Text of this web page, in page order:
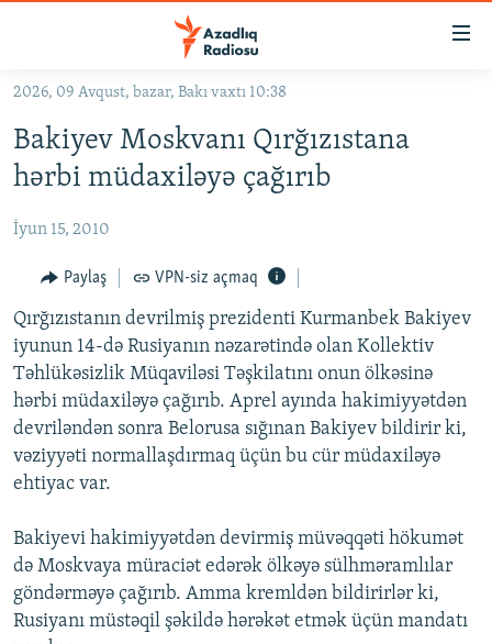
Əsas
qayıt
Əsas
qayıt
#İZAHLA
#ƏSLINDƏ
FƏRQƏ BAX
QANUNI DOĞRU
ARAŞDIRMA
MULTIMEDIA
VIDEO
FOTOQALEREYA
KARIKATURA
RADIO ARXIV
OXU ZALI
İSLAM VƏ DEMOKRATIYA
İZ - MƏDƏNIYYƏT PROQRAMI
HAQQIMIZDA
PEŞƏ ETIKASI VƏ JURNALISTIKA STANDARTLARIMIZ
MATERIALLARIMIZDAN ISTIFADƏ
AZADLIQRADIOSU MOBIL TELEFONUNUZDA
BIZI IZLƏ
RFE/RL-in bütün saytları
2026, 09 Avqust, bazar, Bakı vaxtı 10:38
Bakiyev Moskvanı Qırğızıstana
hərbi müdaxiləyə çağırıb
İyun 15, 2010
Paylaş VPN-siz açmaq
Qırğızıstanın devrilmiş prezidenti Kurmanbek Bakiyev
iyunun 14-də Rusiyanın nəzarətində olan Kollektiv
Təhlükəsizlik Müqaviləsi Təşkilatını onun ölkəsinə
hərbi müdaxiləyə çağırıb. Aprel ayında hakimiyyətdən
devriləndən sonra Belorusa sığınan Bakiyev bildirir ki,
vəziyyəti normallaşdırmaq üçün bu cür müdaxiləyə
ehtiyac var.
Bakiyevi hakimiyyətdən devirmiş müvəqqəti hökumət
də Moskvaya müraciət edərək ölkəyə sülhməramlılar
göndərməyə çağırıb. Amma kremldən bildirirlər ki,
Rusiyanı müstəqil şəkildə hərəkət etmək üçün mandatı